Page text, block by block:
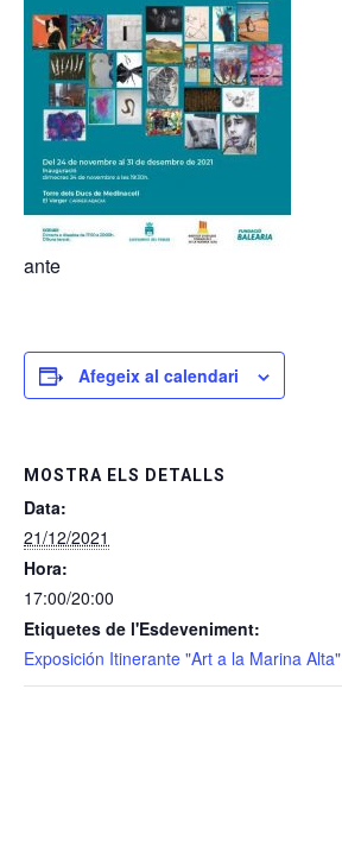
ante
Afegeix al calendari
MOSTRA ELS DETALLS
Data:
21/12/2021
Hora:
17:00/20:00
Etiquetes de l'Esdeveniment:
Exposición Itinerante "Art a la Marina Alta"